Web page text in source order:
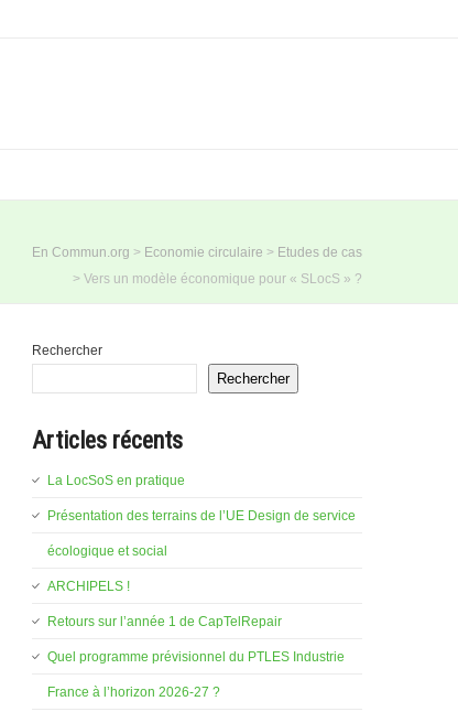
En Commun.org > Economie circulaire > Etudes de cas
> Vers un modèle économique pour « SLocS » ?
Rechercher
Rechercher
Articles récents
La LocSoS en pratique
Présentation des terrains de l’UE Design de service
écologique et social
ARCHIPELS !
Retours sur l’année 1 de CapTelRepair
Quel programme prévisionnel du PTLES Industrie
France à l’horizon 2026-27 ?